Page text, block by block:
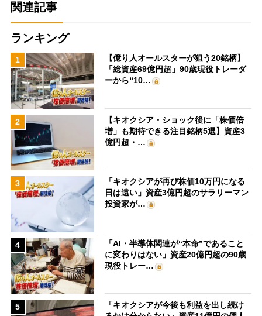
関連記事
ランキング
1
【億り人オールスターが狙う20銘柄】
「総資産69億円超」90歳現役トレーダ
ーから“10…
2
【キオクシア・ショック後に「株価倍
増」も期待できる注目銘柄5選】資産3
億円超・…
3
「キオクシアが再び株価10万円になる
日は遠い」資産3億円超のサラリーマン
投資家が…
4
「AI・半導体関連が“本命”であること
に変わりはない」資産20億円超の90歳
現役トレー…
5
「キオクシアが今後も利益を出し続け